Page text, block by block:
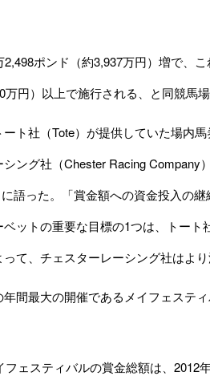
ポンド（約3,937万円）増で、
円）以上で施行される、と同競馬場
ト社（Tote）が提供していた場内
シング社（Chester Racing
語った。「賞金額への資金投入の
ベットの重要な目標の1つは、トー
て、チェスターレーシング社はよ
間最大の開催であるメイフェステ
ェスティバルの賞金総額は、2012